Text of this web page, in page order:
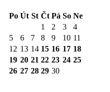
Po Út St Čt Pá So Ne
1
2 3
4
5
6 7 8 9 10 11
12 13 14 15 16 17 18
19 20 21 22 23 24 25
26 27 28 29 30